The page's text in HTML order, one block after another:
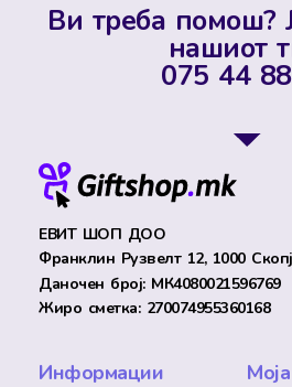
Ви треба помош?
нашиот
075 44
ЕВИТ ШОП ДОО
Франклин Рузвелт 12, 1000
Даночен број: МК4080021596769
Жиро сметка: 270074955360168
Информации